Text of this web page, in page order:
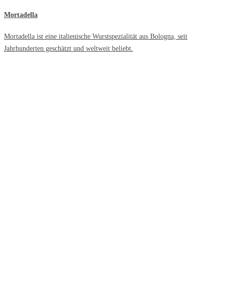
Mortadella
Mortadella ist eine italienische Wurstspezialität aus Bologna, seit
Jahrhunderten geschätzt und weltweit beliebt.